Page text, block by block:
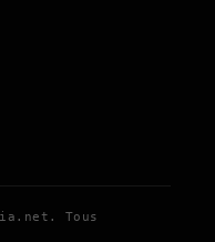
Tous